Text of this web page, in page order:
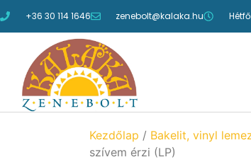
+36 30 114 1646 zenebolt@kalaka.hu
Kezdőlap / Bakelit, vinyl
szívem érzi (LP)